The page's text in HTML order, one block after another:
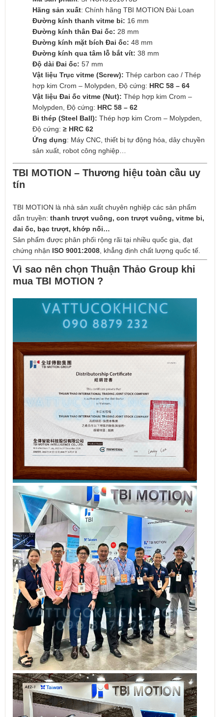
Hãng sản xuất: Chính hãng TBI MOTION Đài Loan
Đường kính thanh vitme bi: 16 mm
Đường kính thân Đai ốc: 28 mm
Đường kính mặt bích Đai ốc: 48 mm
Đường kính qua tâm lỗ bắt vít: 38 mm
Độ dài Đai ốc: 57 mm
Vật liệu Trục vitme (Screw): Thép carbon cao / Thép
hợp kim Crom – Molypden, Độ cứng: HRC 58 – 64
Vật liệu Đai ốc vitme (Nut): Thép hợp kim Crom –
Molypden, Độ cứng: HRC 58 – 62
Bi thép (Steel Ball): Thép hợp kim Crom – Molypden,
Độ cứng: ≥ HRC 62
Ứng dụng: Máy CNC, thiết bị tự động hóa, dây chuyền
sản xuất, robot công nghiệp…
TBI MOTION – Thương hiệu toàn cầu uy
tín
TBI MOTION là nhà sản xuất chuyên nghiệp các sản phẩm
dẫn truyền: thanh trượt vuông, con trượt vuông, vitme bi,
đai ốc, bạc trượt, khớp nối…
Sản phẩm được phân phối rộng rãi tại nhiều quốc gia, đạt
chứng nhận ISO 9001:2008 , khẳng định chất lượng quốc tế.
Vì sao nên chọn Thuận Thảo Group khi
mua TBI MOTION ?